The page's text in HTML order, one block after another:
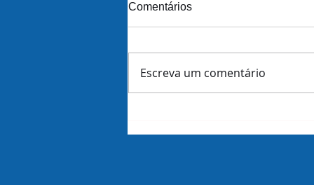
Comentários
Escreva um comentário